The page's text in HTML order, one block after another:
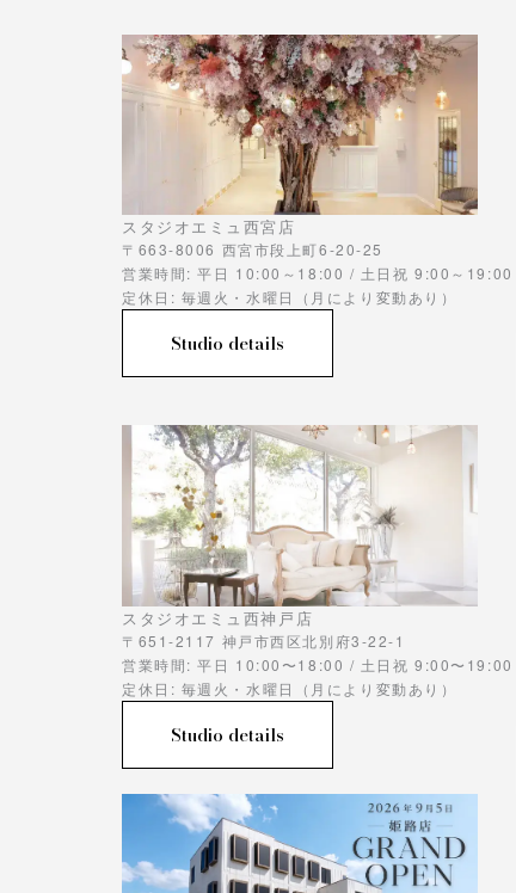
スタジオエミュ西宮店
〒663-8006 西宮市段上町6-20-25
営業時間: 平日 10:00～18:00 / 土日祝 9:00～19:00
定休日: 毎週火・水曜日（月により変動あり）
Studio details
スタジオエミュ西神戸店
〒651-2117 神戸市西区北別府3-22-1
営業時間: 平日 10:00〜18:00 / 土日祝 9:00〜19:00
定休日: 毎週火・水曜日（月により変動あり）
Studio details